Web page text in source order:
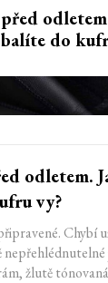
do
odletem.
vy?
Chybí
žlutě